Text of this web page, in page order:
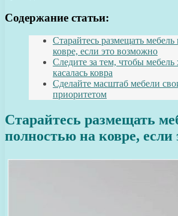
Содержание статьи:
Старайтесь размещать
ковре, если это возможно
Следите за тем, чтобы мебель
касалась ковра
Сделайте масштаб мебели
приоритетом
Старайтесь размещать
полностью на ковре, если